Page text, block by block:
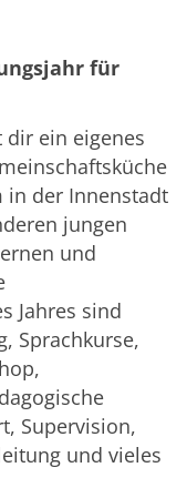
für
dir ein eigenes
in der Innenstadt
jungen
und
Jahres sind
Sprachkurse,
Supervision,
und vieles